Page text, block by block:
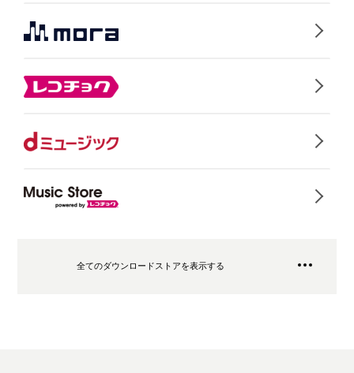
全てのダウンロードストアを表示する